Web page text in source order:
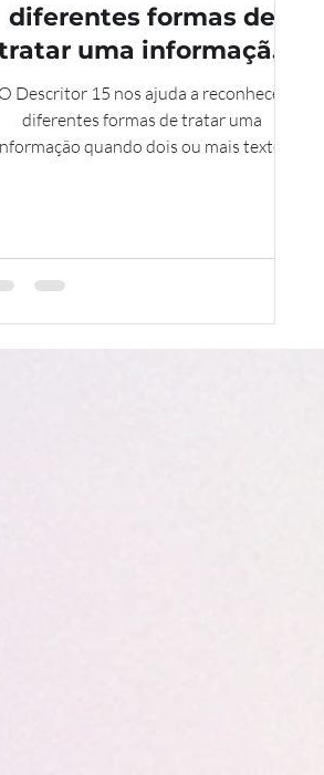
diferentes formas de
uma informação
na comparação de
textos - 5 ano
O Descritor 15 nos ajuda a reconhecer
diferentes formas de tratar uma
quando dois ou mais textos
assunto de um jeito diferente,